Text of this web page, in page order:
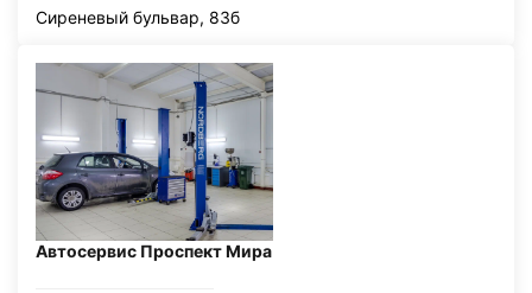
Сиреневый бульвар, 83б
Автосервис Проспект Мира